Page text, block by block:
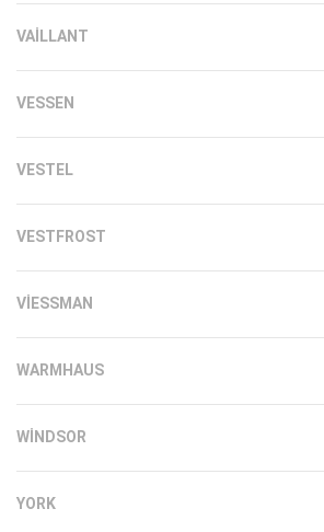
VAILLANT
VESSEN
VESTEL
VESTFROST
VIESSMAN
WARMHAUS
WINDSOR
YORK